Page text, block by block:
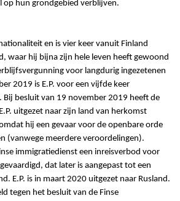
op hun grondgebied verblijven.
en is vier keer vanuit Finland
waar hij bijna zijn hele leven heeft gewoond
voor langdurig ingezetenen
2019 is E.P. voor een vijfde keer
Bij besluit van 19 november 2019 heeft de
uitgezet naar zijn land van herkomst
hij een gevaar voor de openbare orde
(vanwege meerdere veroordelingen).
immigratiedienst een inreisverbod voor
dat later is aangepast tot een
E.P. is in maart 2020 uitgezet naar Rusland.
tegen het besluit van de Finse